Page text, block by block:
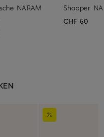
NARAM
Shopper
CHF 50